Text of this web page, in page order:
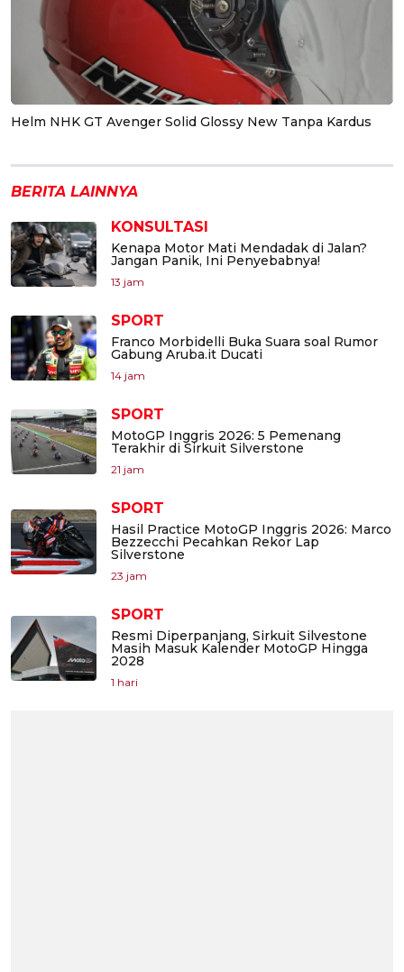
Helm NHK GT Avenger Solid Glossy New Tanpa Kardus
BERITA LAINNYA
KONSULTASI
Kenapa Motor Mati Mendadak di Jalan?
Jangan Panik, Ini Penyebabnya!
13 jam
SPORT
Franco Morbidelli Buka Suara soal Rumor
Gabung Aruba.it Ducati
14 jam
SPORT
MotoGP Inggris 2026: 5 Pemenang
Terakhir di Sirkuit Silverstone
21 jam
SPORT
Hasil Practice MotoGP Inggris 2026: Marco
Bezzecchi Pecahkan Rekor Lap
Silverstone
23 jam
SPORT
Resmi Diperpanjang, Sirkuit Silvestone
Masih Masuk Kalender MotoGP Hingga
2028
1 hari